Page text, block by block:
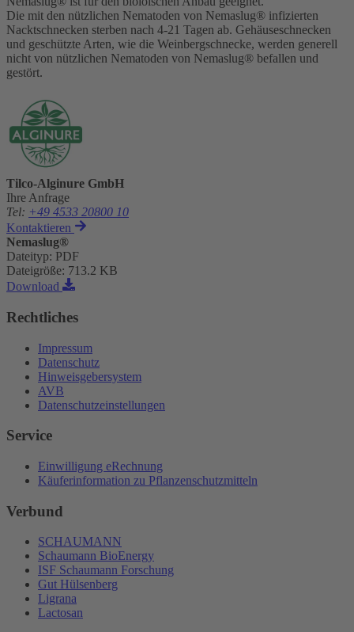
Die mit den nützlichen Nematoden von Nemaslug® infizierten
Nacktschnecken sterben nach 4-21 Tagen ab. Gehäuseschnecken
und geschützte Arten, wie die Weinbergschnecke, werden generell
nicht von nützlichen Nematoden von Nemaslug® befallen und
gestört.
Tilco-Alginure GmbH
Ihre Anfrage
Tel: +49 4533 20800 10
Kontaktieren
Nemaslug®
Dateityp: PDF
Dateigröße: 713.2 KB
Download
Rechtliches
Impressum
Datenschutz
Hinweisgebersystem
AVB
Datenschutzeinstellungen
Service
Einwilligung eRechnung
Käuferinformation zu Pflanzenschutzmitteln
Verbund
SCHAUMANN
Schaumann BioEnergy
ISF Schaumann Forschung
Gut Hülsenberg
Ligrana
Lactosan